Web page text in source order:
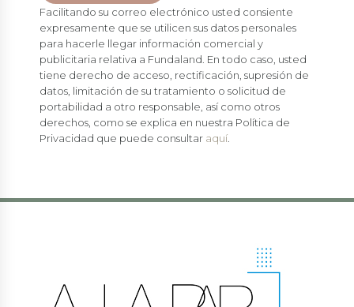
Facilitando su correo electrónico usted consiente
expresamente que se utilicen sus datos personales
para hacerle llegar información comercial y
publicitaria relativa a Fundaland. En todo caso, usted
tiene derecho de acceso, rectificación, supresión de
datos, limitación de su tratamiento o solicitud de
portabilidad a otro responsable, así como otros
derechos, como se explica en nuestra Política de
Privacidad que puede consultar aquí